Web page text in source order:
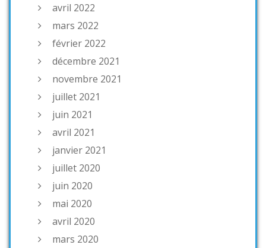
avril 2022
mars 2022
février 2022
décembre 2021
novembre 2021
juillet 2021
juin 2021
avril 2021
janvier 2021
juillet 2020
juin 2020
mai 2020
avril 2020
mars 2020